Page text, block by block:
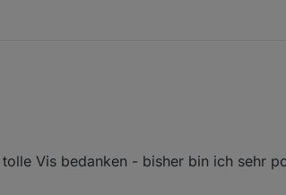
an.
Vis bedanken - bisher bin ich sehr